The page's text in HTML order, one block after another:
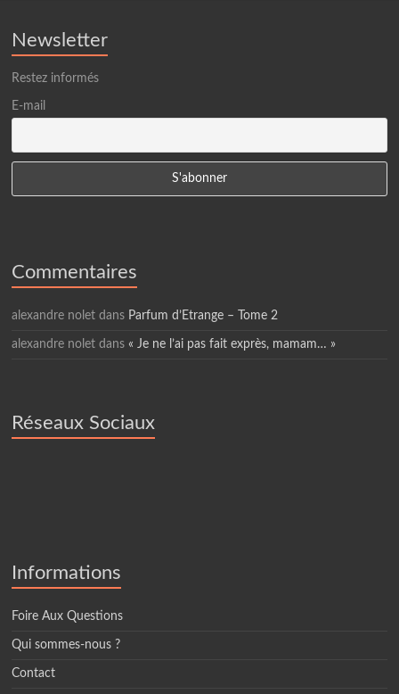
Newsletter
Restez informés
E-mail
Commentaires
alexandre nolet dans Parfum d’Etrange – Tome 2
alexandre nolet dans « Je ne l’ai pas fait exprès, mamam… »
Réseaux Sociaux
Informations
Foire Aux Questions
Qui sommes-nous ?
Contact